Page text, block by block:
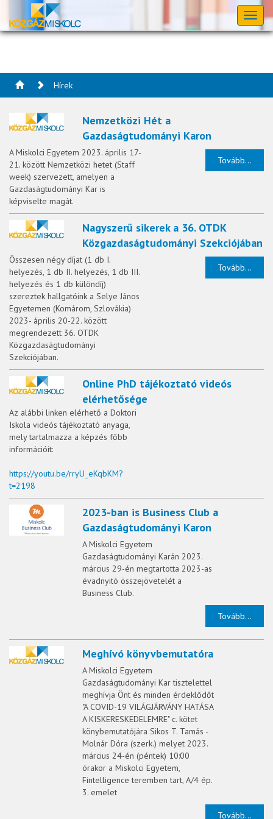
Hírek
Nemzetközi Hét a
Gazdaságtudományi Karon
A Miskolci Egyetem 2023. április 17-
21. között Nemzetközi hetet (Staff
week) szervezett, amelyen a
Gazdaságtudományi Kar is
képviselte magát.
Tovább...
Nagyszerű sikerek a 36. OTDK
Közgazdaságtudományi Szekciójában
Összesen négy díjat (1 db I.
helyezés, 1 db II. helyezés, 1 db III.
helyezés és 1 db különdíj)
szereztek hallgatóink a Selye János
Egyetemen (Komárom, Szlovákia)
2023- április 20-22. között
megrendezett 36. OTDK
Közgazdaságtudományi
Szekciójában.
Tovább...
Online PhD tájékoztató videós
elérhetősége
Az alábbi linken elérhető a Doktori
Iskola videós tájékoztató anyaga,
mely tartalmazza a képzés főbb
információit:
https://youtu.be/rryU_eKqbKM?
t=2198
2023-ban is Business Club a
Gazdaságtudományi Karon
A Miskolci Egyetem
Gazdaságtudományi Karán 2023.
március 29-én megtartotta 2023-as
évadnyitó összejövetelét a
Business Club.
Tovább...
Meghívó könyvbemutatóra
A Miskolci Egyetem
Gazdaságtudományi Kar tisztelettel
meghívja Önt és minden érdeklődőt
"A COVID-19 VILÁGJÁRVÁNY HATÁSA
A KISKERESKEDELEMRE" c. kötet
könybemutatójára Sikos T. Tamás -
Molnár Dóra (szerk.) melyet 2023.
március 24-én (péntek) 10:00
órakor a Miskolci Egyetem,
Fintelligence teremben tart, A/4 ép.
3. emelet
Tovább...